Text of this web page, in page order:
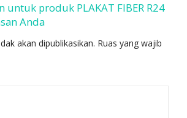
untuk produk PLAKAT FIBER R24
Anda
akan dipublikasikan. Ruas yang wajib